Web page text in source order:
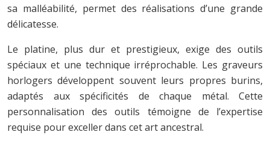
sa malléabilité, permet des réalisations d’une grande
délicatesse.
Le platine, plus dur et prestigieux, exige des outils
spéciaux et une technique irréprochable. Les graveurs
horlogers développent souvent leurs propres burins,
adaptés aux spécificités de chaque métal. Cette
personnalisation des outils témoigne de l’expertise
requise pour exceller dans cet art ancestral.